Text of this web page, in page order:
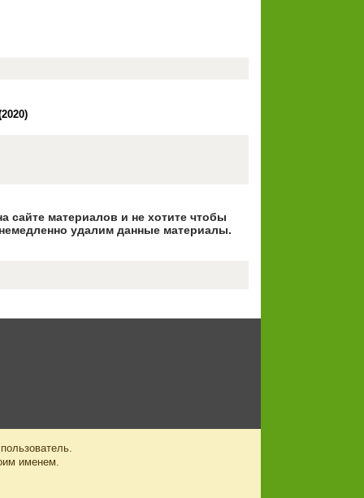
сайте материалов и не хотите чтобы
удалим данные материалы.
именем.